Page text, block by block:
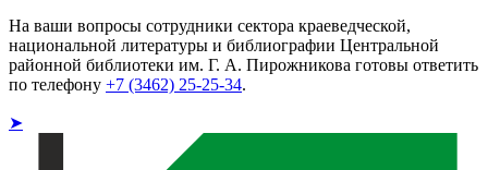
На ваши вопросы сотрудники сектора краеведческой,
национальной литературы и библиографии Центральной
районной библиотеки им. Г. А. Пирожникова готовы ответить
по телефону +7 (3462) 25-25-34.
➤